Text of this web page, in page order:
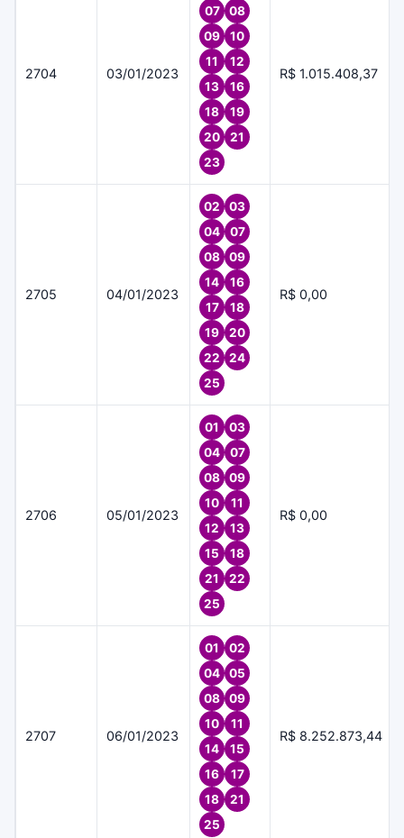
2704 03/01/2023
07
08
09
10
11
12
13
16
18
19
20
21
23
R$ 1.015.408,37
2705 04/01/2023
02
03
04
07
08
09
14
16
17
18
19
20
22
24
25
R$ 0,00
2706 05/01/2023
01
03
04
07
08
09
10
11
12
13
15
18
21
22
25
R$ 0,00
2707 06/01/2023
01
02
04
05
08
09
10
11
14
15
16
17
18
21
25
R$ 8.252.873,44